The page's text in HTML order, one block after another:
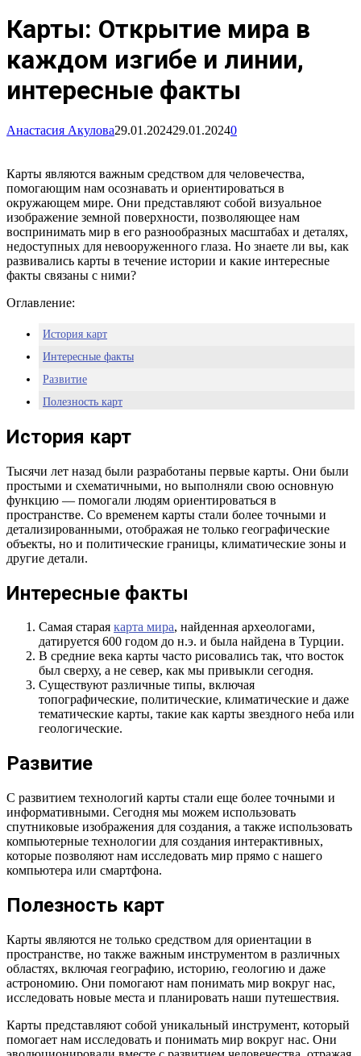
Карты: Открытие мира в
каждом изгибе и линии,
интересные факты
Анастасия Акулова29.01.202429.01.20240
Карты являются важным средством для человечества,
помогающим нам осознавать и ориентироваться в
окружающем мире. Они представляют собой визуальное
изображение земной поверхности, позволяющее нам
воспринимать мир в его разнообразных масштабах и деталях,
недоступных для невооруженного глаза. Но знаете ли вы, как
развивались карты в течение истории и какие интересные
факты связаны с ними?
Оглавление:
История карт
Интересные факты
Развитие
Полезность карт
История карт
Тысячи лет назад были разработаны первые карты. Они были
простыми и схематичными, но выполняли свою основную
функцию — помогали людям ориентироваться в
пространстве. Со временем карты стали более точными и
детализированными, отображая не только географические
объекты, но и политические границы, климатические зоны и
другие детали.
Интересные факты
Самая старая карта мира, найденная археологами,
датируется 600 годом до н.э. и была найдена в Турции.
В средние века карты часто рисовались так, что восток
был сверху, а не север, как мы привыкли сегодня.
Существуют различные типы, включая
топографические, политические, климатические и даже
тематические карты, такие как карты звездного неба или
геологические.
Развитие
С развитием технологий карты стали еще более точными и
информативными. Сегодня мы можем использовать
спутниковые изображения для создания, а также использовать
компьютерные технологии для создания интерактивных,
которые позволяют нам исследовать мир прямо с нашего
компьютера или смартфона.
Полезность карт
Карты являются не только средством для ориентации в
пространстве, но также важным инструментом в различных
областях, включая географию, историю, геологию и даже
астрономию. Они помогают нам понимать мир вокруг нас,
исследовать новые места и планировать наши путешествия.
Карты представляют собой уникальный инструмент, который
помогает нам исследовать и понимать мир вокруг нас. Они